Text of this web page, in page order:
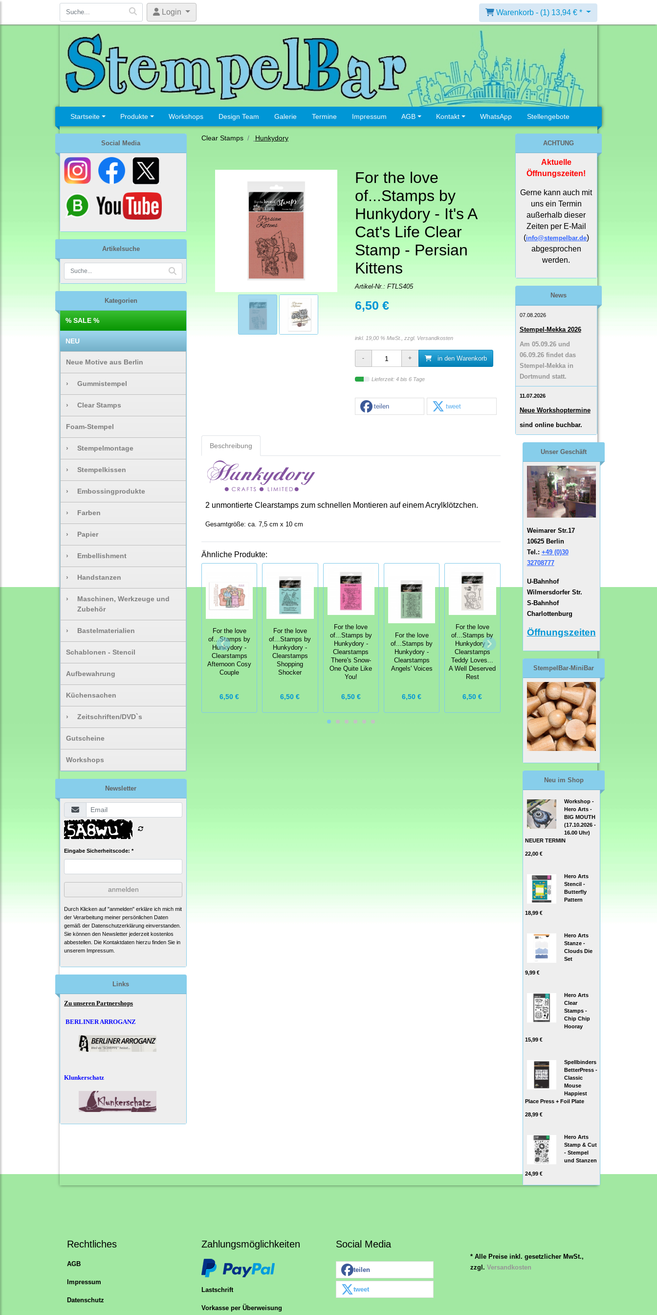
Login Warenkorb - (1) 13,94 € *
Startseite Produkte Workshops Design Team Galerie Termine Impressum AGB Kontakt WhatsApp Stellengebote
Social Media
Artikelsuche
Kategorien
% SALE %
NEU
Neue Motive aus Berlin
› Gummistempel
› Clear Stamps
Foam-Stempel
› Stempelmontage
› Stempelkissen
› Embossingprodukte
› Farben
› Papier
› Embellishment
› Handstanzen
›
Maschinen, Werkzeuge und
Zubehör
› Bastelmaterialien
Schablonen - Stencil
Aufbewahrung
Küchensachen
› Zeitschriften/DVD`s
Gutscheine
Workshops
Newsletter
Eingabe Sicherheitscode: *
anmelden
Durch Klicken auf "anmelden" erkläre ich mich mit
der Verarbeitung meiner persönlichen Daten
gemäß der Datenschutzerklärung einverstanden.
Sie können den Newsletter jederzeit kostenlos
abbestellen. Die Kontaktdaten hierzu finden Sie in
unserem Impressum.
Links
Zu unseren Partnershops
BERLINER ARROGANZ
Klunkerschatz
Clear Stamps Hunkydory
For the love
of...Stamps by
Hunkydory - It's A
Cat's Life Clear
Stamp - Persian
Kittens
Artikel-Nr.: FTLS405
6,50 €
inkl. 19,00 % MwSt., zzgl. Versandkosten
in den Warenkorb
Lieferzeit: 4 bis 6 Tage
teilen tweet
Beschreibung
2 unmontierte Clearstamps zum schnellen Montieren auf einem Acrylklötzchen.
Gesamtgröße: ca. 7,5 cm x 10 cm
Ähnliche Produkte:
For the love
of...Stamps by
Hunkydory -
Clearstamps
Afternoon Cosy
Couple
6,50 €
For the love
of...Stamps by
Hunkydory -
Clearstamps
Shopping
Shocker
6,50 €
For the love
of...Stamps by
Hunkydory -
Clearstamps
There's Snow-
One Quite Like
You!
6,50 €
For the love
of...Stamps by
Hunkydory -
Clearstamps
Angels' Voices
6,50 €
For the love
of...Stamps by
Hunkydory -
Clearstamps
Teddy Loves...
A Well Deserved
Rest
6,50 €
For the love
Hunkydory -
Clearstamps A*
Teacher
9,95 €
For the love
Hyacinth
9,95 €
ACHTUNG
Aktuelle
Öffnungszeiten!
Gerne kann auch mit
uns ein Termin
außerhalb dieser
Zeiten per E-Mail
(info@stempelbar.de)
abgesprochen
werden.
News
07.08.2026
Stempel-Mekka 2026
Am 05.09.26 und
06.09.26 findet das
Stempel-Mekka in
Dortmund statt.
11.07.2026
Neue Workshoptermine
sind online buchbar.
Unser Geschäft
Weimarer Str.17
10625 Berlin
Tel.: +49 (0)30
32708777
U-Bahnhof
Wilmersdorfer Str.
S-Bahnhof
Charlottenburg
Öffnungszeiten
StempelBar-MiniBar
Neu im Shop
Workshop -
Hero Arts -
BIG MOUTH
(17.10.2026 -
16.00 Uhr)
NEUER TERMIN
22,00 €
Hero Arts
Stencil -
Butterfly
Pattern
18,99 €
Hero Arts
Stanze -
Clouds Die
Set
9,99 €
Hero Arts
Clear
Stamps -
Chip Chip
Hooray
15,99 €
Spellbinders
BetterPress -
Classic
Mouse
Happiest
Place Press + Foil Plate
28,99 €
Hero Arts
Stamp & Cut
- Stempel
und Stanzen
24,99 €
Rechtliches
AGB
Impressum
Datenschutz
Zahlungsmöglichkeiten
Lastschrift
Vorkasse per Überweisung
Social Media
teilen
tweet
* Alle Preise inkl. gesetzlicher MwSt.,
zzgl. Versandkosten